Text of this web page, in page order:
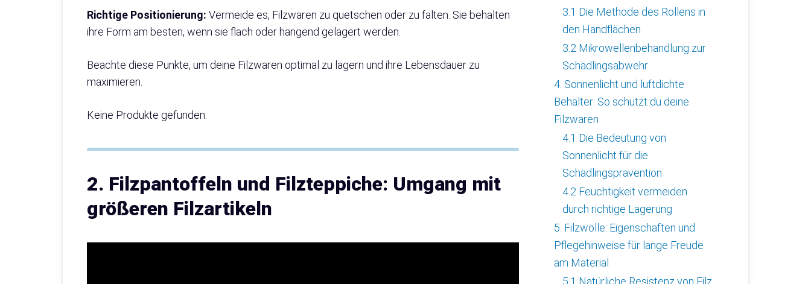
Richtige Positionierung: Vermeide es, Filzwaren zu quetschen oder zu falten. Sie behalten
ihre Form am besten, wenn sie flach oder hängend gelagert werden.
Beachte diese Punkte, um deine Filzwaren optimal zu lagern und ihre Lebensdauer zu
maximieren.
Keine Produkte gefunden.
2. Filzpantoffeln und Filzteppiche: Umgang mit
größeren Filzartikeln
3.1 Die Methode des Rollens in
den Handflächen
3.2 Mikrowellenbehandlung zur
Schädlingsabwehr
4. Sonnenlicht und luftdichte
Behälter: So schützt du deine
Filzwaren
4.1 Die Bedeutung von
Sonnenlicht für die
Schädlingsprävention
4.2 Feuchtigkeit vermeiden
durch richtige Lagerung
5. Filzwolle: Eigenschaften und
Pflegehinweise für lange Freude
am Material
5.1 Natürliche Resistenz von Filz